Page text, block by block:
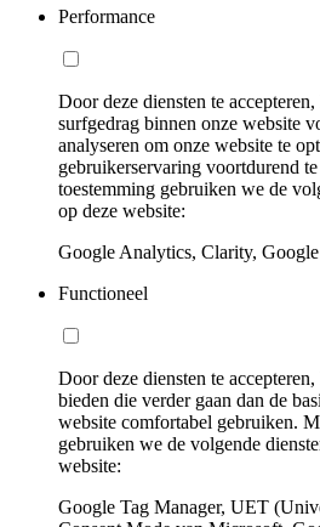
Performance
Door deze diensten te
surfgedrag binnen onze website
analyseren om onze website te
gebruikerservaring voortdurend
toestemming gebruiken we de
op deze website:
Google Analytics, Clarity,
Functioneel
Door deze diensten te
bieden die verder gaan dan de
website comfortabel gebruiken.
gebruiken we de volgende
website:
Google Tag Manager, UET